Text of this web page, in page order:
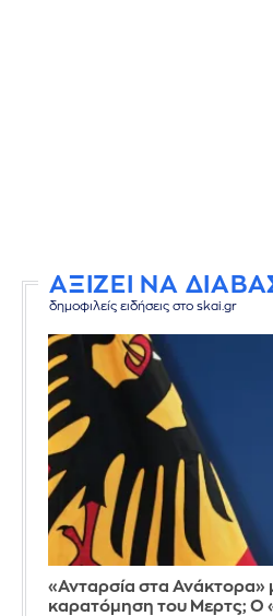
ΑΞΙΖΕΙ ΝΑ
δημοφιλείς ειδήσεις στο skai.gr
«Ανταρσία στα Ανάκτορα»
καρατόμηση του Μερτς; Ο